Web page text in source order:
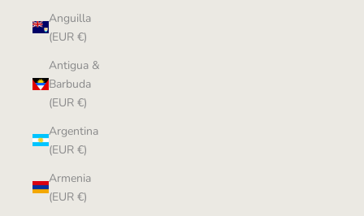
Anguilla
(EUR €)
Antigua &
Barbuda
(EUR €)
Argentina
(EUR €)
Armenia
(EUR €)